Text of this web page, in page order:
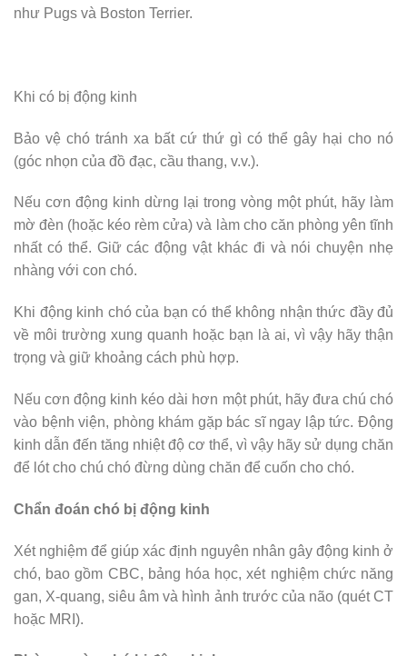
như Pugs và Boston Terrier.
Khi có bị động kinh
Bảo vệ chó tránh xa bất cứ thứ gì có thể gây hại cho nó
(góc nhọn của đồ đạc, cầu thang, v.v.).
Nếu cơn động kinh dừng lại trong vòng một phút, hãy làm
mờ đèn (hoặc kéo rèm cửa) và làm cho căn phòng yên tĩnh
nhất có thể. Giữ các động vật khác đi và nói chuyện nhẹ
nhàng với con chó.
Khi động kinh chó của bạn có thể không nhận thức đầy đủ
về môi trường xung quanh hoặc bạn là ai, vì vậy hãy thận
trọng và giữ khoảng cách phù hợp.
Nếu cơn động kinh kéo dài hơn một phút, hãy đưa chú chó
vào bệnh viện, phòng khám gặp bác sĩ ngay lập tức. Động
kinh dẫn đến tăng nhiệt độ cơ thể, vì vậy hãy sử dụng chăn
để lót cho chú chó đừng dùng chăn để cuốn cho chó.
Chẩn đoán chó bị động kinh
Xét nghiệm để giúp xác định nguyên nhân gây động kinh ở
chó, bao gồm CBC, bảng hóa học, xét nghiệm chức năng
gan, X-quang, siêu âm và hình ảnh trước của não (quét CT
hoặc MRI).